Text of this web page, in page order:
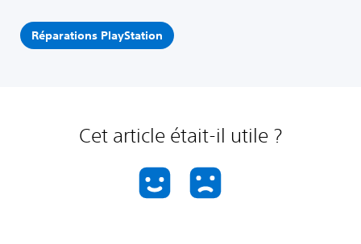
Réparations PlayStation
Cet article était-il utile ?